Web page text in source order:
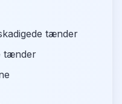
tænder
tænder